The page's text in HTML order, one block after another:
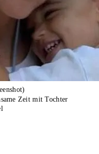
Zeit mit Tochter